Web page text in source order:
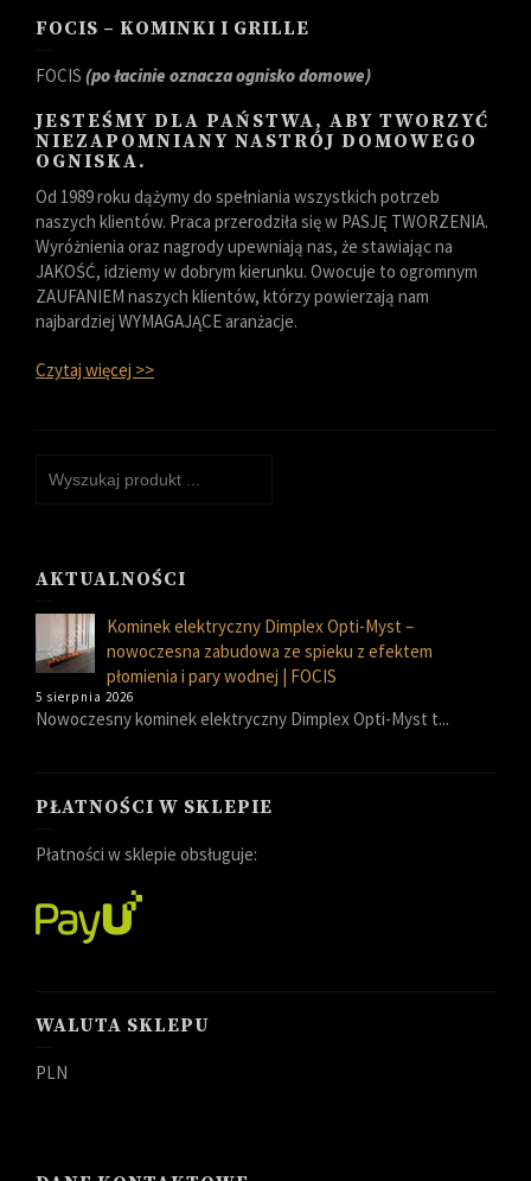
FOCIS – KOMINKI I GRILLE
FOCIS (po łacinie oznacza ognisko domowe)
JESTEŚMY DLA PAŃSTWA, ABY TWORZYĆ
NIEZAPOMNIANY NASTRÓJ DOMOWEGO
OGNISKA.
Od 1989 roku dążymy do spełniania wszystkich potrzeb
naszych klientów. Praca przerodziła się w PASJĘ TWORZENIA.
Wyróżnienia oraz nagrody upewniają nas, że stawiając na
JAKOŚĆ, idziemy w dobrym kierunku. Owocuje to ogromnym
ZAUFANIEM naszych klientów, którzy powierzają nam
najbardziej WYMAGAJĄCE aranżacje.
Czytaj więcej >>
AKTUALNOŚCI
Kominek elektryczny Dimplex Opti-Myst –
nowoczesna zabudowa ze spieku z efektem
płomienia i pary wodnej | FOCIS
5 sierpnia 2026
Nowoczesny kominek elektryczny Dimplex Opti-Myst t...
PŁATNOŚCI W SKLEPIE
Płatności w sklepie obsługuje:
WALUTA SKLEPU
PLN